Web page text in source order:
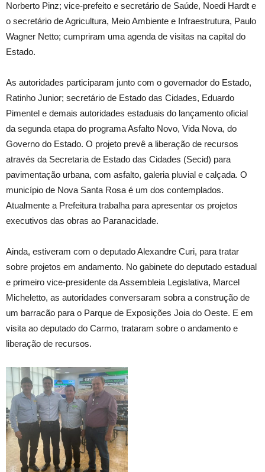
Norberto Pinz; vice-prefeito e secretário de Saúde, Noedi Hardt e
o secretário de Agricultura, Meio Ambiente e Infraestrutura, Paulo
Wagner Netto; cumpriram uma agenda de visitas na capital do
Estado.
As autoridades participaram junto com o governador do Estado,
Ratinho Junior; secretário de Estado das Cidades, Eduardo
Pimentel e demais autoridades estaduais do lançamento oficial
da segunda etapa do programa Asfalto Novo, Vida Nova, do
Governo do Estado. O projeto prevê a liberação de recursos
através da Secretaria de Estado das Cidades (Secid) para
pavimentação urbana, com asfalto, galeria pluvial e calçada. O
município de Nova Santa Rosa é um dos contemplados.
Atualmente a Prefeitura trabalha para apresentar os projetos
executivos das obras ao Paranacidade.
Ainda, estiveram com o deputado Alexandre Curi, para tratar
sobre projetos em andamento. No gabinete do deputado estadual
e primeiro vice-presidente da Assembleia Legislativa, Marcel
Micheletto, as autoridades conversaram sobra a construção de
um barracão para o Parque de Exposições Joia do Oeste. E em
visita ao deputado do Carmo, trataram sobre o andamento e
liberação de recursos.